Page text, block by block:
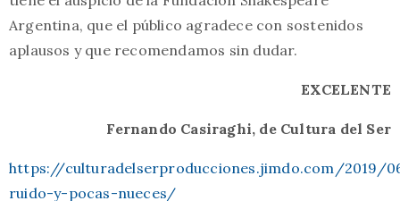
Argentina, que el público agradece con sostenidos
aplausos y que recomendamos sin dudar.
EXCELENTE
Fernando Casiraghi, de Cultura del Ser
https://culturadelserproducciones.jimdo.com/2019/
ruido-y-pocas-nueces/